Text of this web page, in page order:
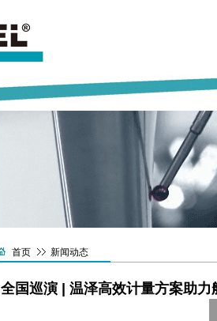
首页 新闻动态
全国巡演 | 温泽高效计量方案助力